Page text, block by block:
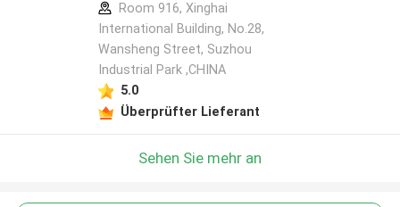
Room 916, Xinghai
International Building, No.28,
Wansheng Street, Suzhou
Industrial Park ,CHINA
5.0
Überprüfter Lieferant
Sehen Sie mehr an